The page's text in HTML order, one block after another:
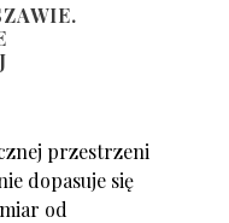
przestrzeni
dopasuje się
od